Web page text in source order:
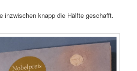
inzwischen knapp die Hälfte geschafft.